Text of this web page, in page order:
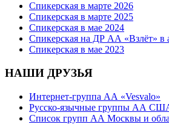
Спикерская в марте 2026
Спикерская в марте 2025
Спикерская в мае 2024
Спикерская на ДР АА «Взлёт» в
Спикерская в мае 2023
НАШИ ДРУЗЬЯ
Интернет-группа АА «Vesvalo»
Русско-язычные группы АА
Список групп АА Москвы и